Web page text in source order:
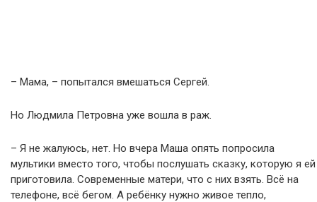
– Мама, – попытался вмешаться Сергей.
Но Людмила Петровна уже вошла в раж.
– Я не жалуюсь, нет. Но вчера Маша опять попросила
мультики вместо того, чтобы послушать сказку, которую я ей
приготовила. Современные матери, что с них взять. Всё на
телефоне, всё бегом. А ребёнку нужно живое тепло,